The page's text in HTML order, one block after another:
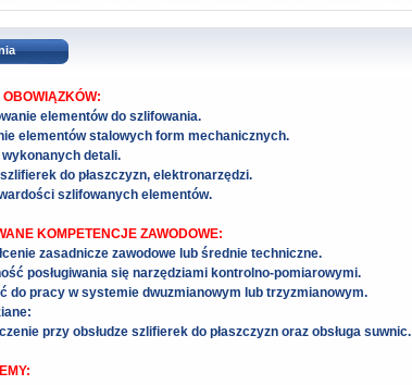
elementów do szlifowania.
elementów stalowych form mechanicznych.
wykonanych detali.
szlifierek do płaszczyzn, elektronarzędzi.
szlifowanych elementów.
KOMPETENCJE ZAWODOWE:
zasadnicze zawodowe lub średnie techniczne.
posługiwania się narzędziami kontrolno-pomiarowymi.
do pracy w systemie dwuzmianowym lub trzyzmianowym.
przy obsłudze szlifierek do płaszczyzn oraz obsługa suwnic.